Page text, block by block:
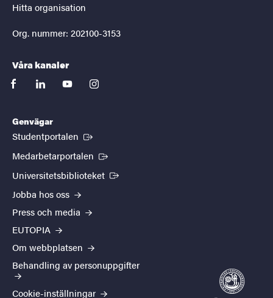
Hitta organisation
Org. nummer: 202100-3153
Våra kanaler
facebooklinkedinyoutubeinstagram
Genvägar
Studentportalen (Extern länk)
Medarbetarportalen (Extern länk)
Universitetsbiblioteket (Extern länk)
Jobba hos oss
Press och media
EUTOPIA
Om webbplatsen
Behandling av personuppgifter
Cookie-inställningar